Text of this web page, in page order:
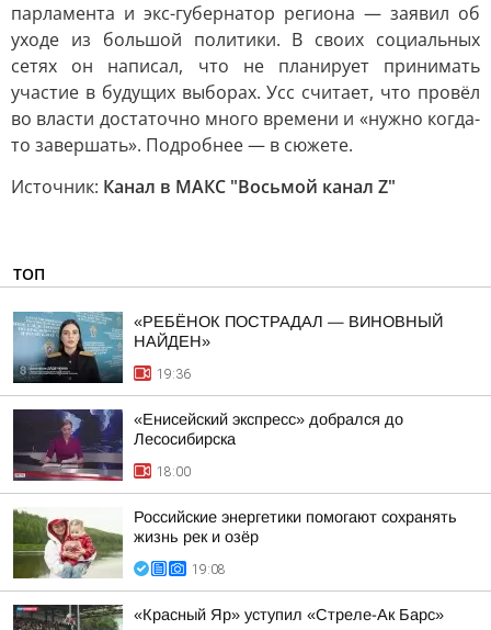
парламента и экс-губернатор региона — заявил об
уходе из большой политики. В своих социальных
сетях он написал, что не планирует принимать
участие в будущих выборах. Усс считает, что провёл
во власти достаточно много времени и «нужно когда-
то завершать». Подробнее — в сюжете.
Источник: Канал в МАКС "Восьмой канал Z"
ТОП
«РЕБЁНОК ПОСТРАДАЛ — ВИНОВНЫЙ
НАЙДЕН»
19:36
«Енисейский экспресс» добрался до
Лесосибирска
18:00
Российские энергетики помогают сохранять
жизнь рек и озёр
19:08
«Красный Яр» уступил «Стреле-Ак Барс»